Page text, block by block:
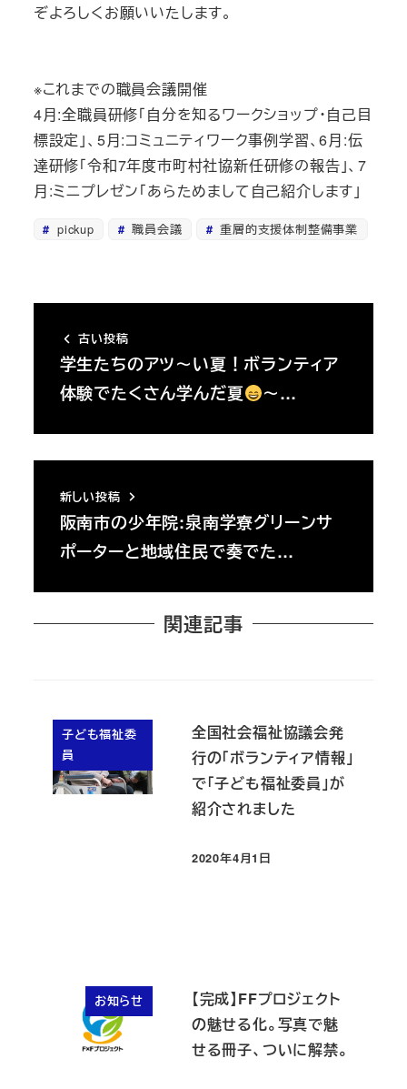
ぞよろしくお願いいたします。
※これまでの職員会議開催
4月:全職員研修「自分を知るワークショップ・自己目
標設定」、5月:コミュニティワーク事例学習、6月:伝
達研修「令和7年度市町村社協新任研修の報告」、7
月:ミニプレゼン「あらためまして自己紹介します」
pickup 職員会議 重層的支援体制整備事業
古い投稿
学生たちのアツ～い夏！ボランティア
体験でたくさん学んだ夏
～…
新しい投稿
阪南市の少年院:泉南学寮グリーンサ
ポーターと地域住民で奏でた…
関連記事
子ども福祉委
員
全国社会福祉協議会発
行の「ボランティア情報」
で「子ども福祉委員」が
紹介されました
投稿日
2020年4月1日
お知らせ
【完成】FFプロジェクト
の魅せる化。写真で魅
せる冊子、ついに解禁。